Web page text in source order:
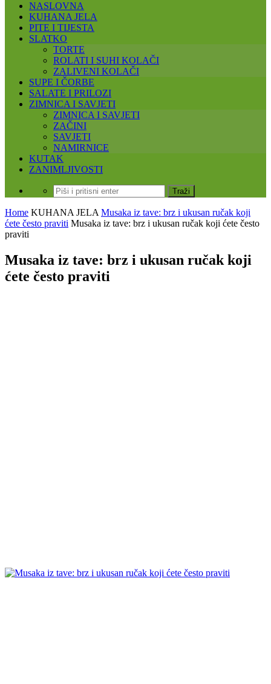
NASLOVNA
KUHANA JELA
PITE I TIJESTA
SLATKO
TORTE
ROLATI I SUHI KOLAČI
ZALIVENI KOLAČI
SUPE I ČORBE
SALATE I PRILOZI
ZIMNICA I SAVJETI
ZIMNICA I SAVJETI
ZAČINI
SAVJETI
NAMIRNICE
KUTAK
ZANIMLJIVOSTI
Home KUHANA JELA Musaka iz tave: brz i ukusan ručak koji
ćete često praviti Musaka iz tave: brz i ukusan ručak koji ćete često
praviti
Musaka iz tave: brz i ukusan ručak koji
ćete često praviti